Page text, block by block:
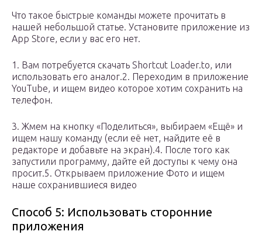
Что такое быстрые команды можете прочитать в
нашей небольшой статье. Установите приложение из
App Store, если у вас его нет.
1. Вам потребуется скачать Shortcut Loader.to, или
использовать его аналог.2. Переходим в приложение
YouTube, и ищем видео которое хотим сохранить на
телефон.
3. Жмем на кнопку «Поделиться», выбираем «Ещё» и
ищем нашу команду (если её нет, найдите её в
редакторе и добавьте на экран).4. После того как
запустили программу, дайте ей доступы к чему она
просит.5. Открываем приложение Фото и ищем
наше сохранившиеся видео
Способ 5: Использовать сторонние
приложения